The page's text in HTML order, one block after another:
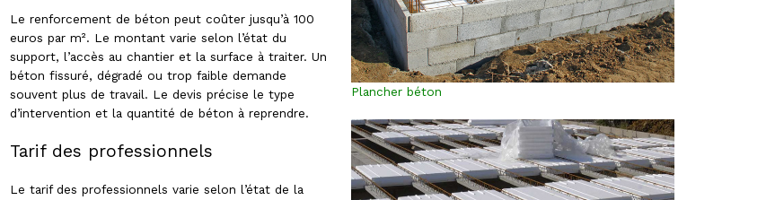
Le renforcement de béton peut coûter jusqu’à 100
euros par m². Le montant varie selon l’état du
support, l’accès au chantier et la surface à traiter. Un
béton fissuré, dégradé ou trop faible demande
souvent plus de travail. Le devis précise le type
d’intervention et la quantité de béton à reprendre.
Tarif des professionnels
Le tarif des professionnels varie selon l’état de la
Plancher béton